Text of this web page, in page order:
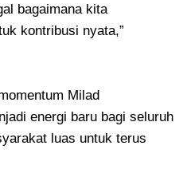
bagaimana kita
kontribusi nyata,”
Milad
energi baru bagi seluruh
luas untuk terus